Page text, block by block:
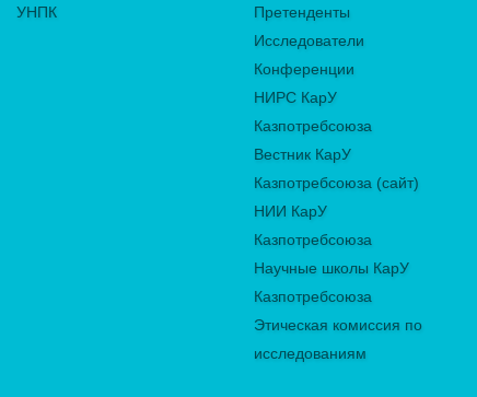
УНПК
Претенденты
Исследователи
Конференции
НИРС КарУ
Казпотребсоюза
Вестник КарУ
Казпотребсоюза (сайт)
НИИ КарУ
Казпотребсоюза
Научные школы КарУ
Казпотребсоюза
Этическая комиссия по
исследованиям